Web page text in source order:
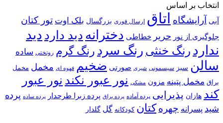
انتخاب بر اساس
آبی آرایشگاهاتاق ارسال فوری بزرگسال بلک اوت تور کتان
جلوگیری از نور حریر خطاطی دخترانهدید دارددید
نداردرنگ خنثی رنگ سردرنگ گرم روتختی ساده
سالن سبز سیسمونی شیری صورتی ضخیم قهوه ای مخمل مخمل
براق مخمل پتینه مزون مشکی نور عبور نکندنور عبور
کند هازان پذیرایی پرده آماده پرده براق پرده زبرا طرحدار پرده ساده پرده
شید پسرانه چهرهکتان کودکانه گل گلدار